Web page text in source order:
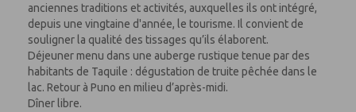
anciennes traditions et activités, auxquelles ils ont intégré,
depuis une vingtaine d'année, le tourisme. Il convient de
souligner la qualité des tissages qu’ils élaborent.
Déjeuner menu dans une auberge rustique tenue par des
habitants de Taquile : dégustation de truite pêchée dans le
lac. Retour à Puno en milieu d’après-midi.
Dîner libre.